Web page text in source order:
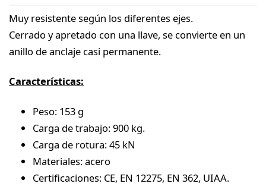
Muy resistente según los diferentes ejes.
Cerrado y apretado con una llave, se convierte en un
anillo de anclaje casi permanente.
Características:
Peso: 153 g
Carga de trabajo: 900 kg.
Carga de rotura: 45 kN
Materiales: acero
Certificaciones: CE, EN 12275, EN 362, UIAA.